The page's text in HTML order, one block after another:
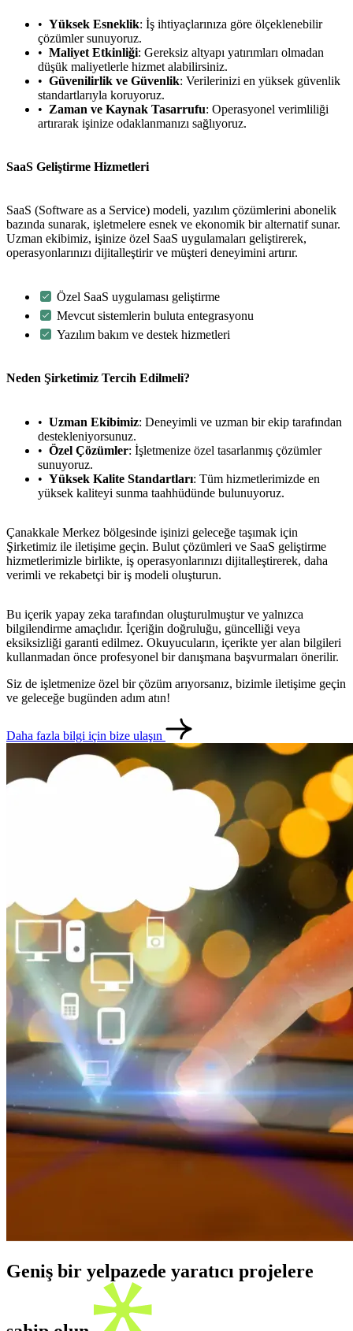
İletişim
Yüksek Esneklik: İş ihtiyaçlarınıza göre ölçeklenebilir
çözümler sunuyoruz.
Maliyet Etkinliği: Gereksiz altyapı yatırımları olmadan
düşük maliyetlerle hizmet alabilirsiniz.
Güvenilirlik ve Güvenlik: Verilerinizi en yüksek güvenlik
standartlarıyla koruyoruz.
Zaman ve Kaynak Tasarrufu: Operasyonel verimliliği
artırarak işinize odaklanmanızı sağlıyoruz.
SaaS Geliştirme Hizmetleri
SaaS (Software as a Service) modeli, yazılım çözümlerini abonelik
bazında sunarak, işletmelere esnek ve ekonomik bir alternatif sunar.
Uzman ekibimiz, işinize özel SaaS uygulamaları geliştirerek,
operasyonlarınızı dijitalleştirir ve müşteri deneyimini artırır.
Özel SaaS uygulaması geliştirme
Mevcut sistemlerin buluta entegrasyonu
Yazılım bakım ve destek hizmetleri
Neden Şirketimiz Tercih Edilmeli?
Uzman Ekibimiz: Deneyimli ve uzman bir ekip tarafından
destekleniyorsunuz.
Özel Çözümler: İşletmenize özel tasarlanmış çözümler
sunuyoruz.
Yüksek Kalite Standartları: Tüm hizmetlerimizde en
yüksek kaliteyi sunma taahhüdünde bulunuyoruz.
Çanakkale Merkez bölgesinde işinizi geleceğe taşımak için
Şirketimiz ile iletişime geçin. Bulut çözümleri ve SaaS geliştirme
hizmetlerimizle birlikte, iş operasyonlarınızı dijitalleştirerek, daha
verimli ve rekabetçi bir iş modeli oluşturun.
Bu içerik yapay zeka tarafından oluşturulmuştur ve yalnızca
bilgilendirme amaçlıdır. İçeriğin doğruluğu, güncelliği veya
eksiksizliği garanti edilmez. Okuyucuların, içerikte yer alan bilgileri
kullanmadan önce profesyonel bir danışmana başvurmaları önerilir.
Siz de işletmenize özel bir çözüm arıyorsanız, bizimle iletişime geçin
ve geleceğe bugünden adım atın!
Daha fazla bilgi için bize ulaşın
Geniş bir yelpazede yaratıcı projelere